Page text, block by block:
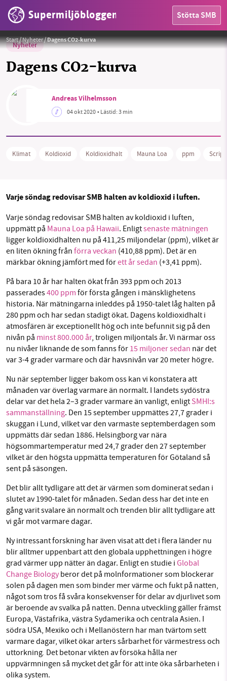
Supermiljöbloggen Stötta SMB
HEM
Tipsa oss
Facebook Instagram BlueSky
Threads
Start/Nyheter/Dagens CO2-kurva
Nyheter
Dagens CO2-kurva
Scripps Institution of Oceanography
Andreas Vilhelmsson
04 okt 2020• Lästid:3 min
Klimat Koldioxid Koldioxidhalt Mauna Loa ppm
Varje söndag redovisar SMB halten av koldioxid i luften.
Varje söndag redovisar SMB halten av koldioxid i luften,
uppmätt på Mauna Loa på Hawaii. Enligtsenaste mätningen
ligger koldioxidhalten nu på 411,25 miljondelar (ppm), vilket är
en liten ökning från förra veckan (410,88 ppm). Det är en
märkbar ökning jämfört med förett år sedan (+3,41 ppm).
På bara 10 år har halten ökat från 393 ppm och 2013
passerades400 ppm för första gången i mänsklighetens
historia. När mätningarna inleddes på 1950-talet låg halten på
280 ppm och har sedan stadigt ökat. Dagens koldioxidhalt i
atmosfären är exceptionellt hög och inte befunnit sig på den
nivån på minst 800.000 år, troligen miljontals år. Vi närmar oss
nu nivåer liknande de som fanns för 15 miljoner sedan när det
var 3-4 grader varmare och där havsnivån var 20 meter högre.
Nu när september ligger bakom oss kan vi konstatera att
månaden var överlag varmare än normalt. I landets sydöstra
delar var det hela 2–3 grader varmare än vanligt, enligt SMHI:s
sammanställning. Den 15 september uppmättes 27,7 grader i
skuggan i Lund, vilket var den varmaste septemberdagen som
uppmätts där sedan 1886. Helsingborg var nära
högsommartemperatur med 24,7 grader den 27 september
vilket är den högsta uppmätta temperaturen för Götaland så
sent på säsongen.
Det blir allt tydligare att det är värmen som dominerat sedan i
slutet av 1990-talet för månaden. Sedan dess har det inte en
gång varit svalare än normalt och trenden blir allt tydligare att
vi går mot varmare dagar.
Ny intressant forskning har även visat att det i flera länder nu
blir alltmer uppenbart att den globala upphettningen i högre
grad värmer upp nätter än dagar. Enligt en studie i Global
Change Biology beror det på molnformationer som blockerar
solen på dagen men som binder mer värme och fukt på natten,
något som tros få svåra konsekvenser för delar av djurlivet som
är beroende av svalka på natten. Denna utveckling gäller främst
Europa, Västafrika, västra Sydamerika och centrala Asien. I
södra USA, Mexiko och i Mellanöstern har man tvärtom sett
varmare dagar, vilket ökar arters sårbarhet för värmestress och
uttorkning. Det betonar vikten av försöka hålla ner
uppvärmningen så mycket det går för att inte öka sårbarheten i
olika system.
SMB kämpar för en hållbar framtid. Sedan
starten 2010 har vår ideella redaktion drivit
miljödebatten framåt genom
nyhetsbevakning och granskningar. Nu vill vi
utveckla vårt arbete – och vi hoppas att du
vill hjälpa oss.
Stötta vårt arbete genom att swisha en slant till
1231368703
Läs vad vi vill göra